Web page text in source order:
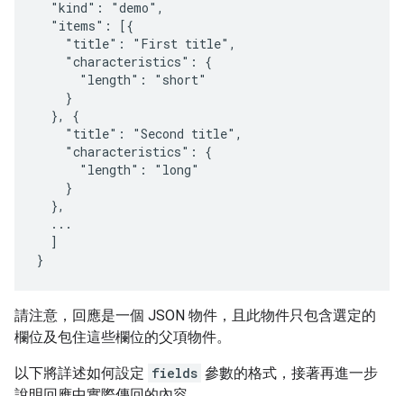
  "kind": "demo",
  "items": [{
    "title": "First title",
    "characteristics": {
      "length": "short"
    }
  }, {
    "title": "Second title",
    "characteristics": {
      "length": "long"
    }
  },
  ...
  ]
}
請注意，回應是一個 JSON 物件，且此物件只包含選定的
欄位及包住這些欄位的父項物件。
以下將詳述如何設定 fields 參數的格式，接著再進一步